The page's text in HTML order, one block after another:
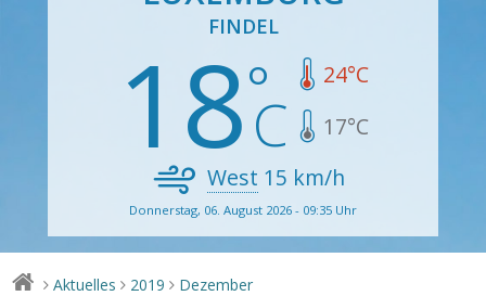
FINDEL
18 24°C
17°C
West 15 km/h
Donnerstag, 06. August 2026 - 09:35 Uhr
> Aktuelles > 2019 > Dezember